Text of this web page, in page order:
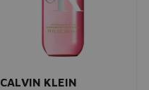
CALVIN KLEIN